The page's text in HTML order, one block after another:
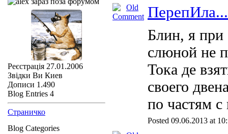
ПерепИла...
Блин, я при
слюной не
Тока де
своего
по частям с
Posted 09.06.2013 at
Реєстрація 27.01.2006
Звідки Ви Киев
Дописи 1.490
Blog Entries 4
Страничко
Blog Categories